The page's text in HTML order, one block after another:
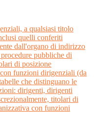
a qualsiasi titolo
quelli conferiti
dall'organo di indirizzo
pubbliche di
di posizione
funzioni dirigenziali (da
che distinguano le
dirigenti, dirigenti
titolari di
con funzioni